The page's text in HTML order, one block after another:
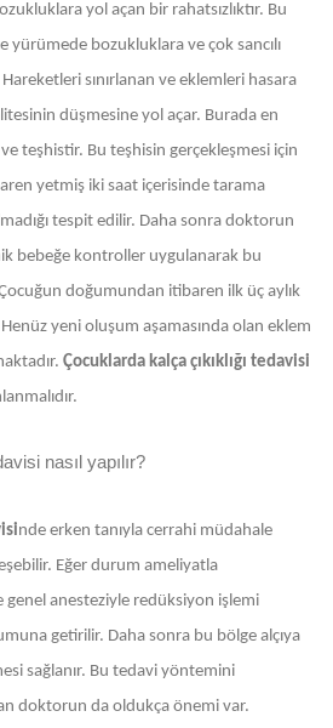
yol açan bir rahatsızlıktır. Bu
yürümede bozukluklara ve çok sancılı
sınırlanan ve eklemleri hasara
düşmesine yol açar. Burada en
teşhistir. Bu teşhisin gerçekleşmesi için
yetmiş iki saat içerisinde tarama
tespit edilir. Daha sonra doktorun
bebeğe kontroller uygulanarak bu
Çocuğun doğumundan itibaren ilk üç aylık
yeni oluşum aşamasında olan eklem
Çocuklarda kalça çıkıklığı tedavisi
nasıl yapılır?
nde erken tanıyla cerrahi müdahale
Eğer durum ameliyatla
anesteziyle redüksiyon işlemi
getirilir. Daha sonra bu bölge alçıya
sağlanır. Bu tedavi yöntemini
doktorun da oldukça önemi var.